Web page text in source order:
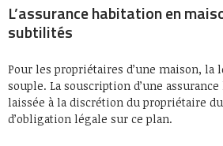
L’assurance habitation en
subtilités
Pour les propriétaires d’une maison, la
souple. La souscription d’une
laissée à la discrétion du propriétaire du
d’obligation légale sur ce plan.